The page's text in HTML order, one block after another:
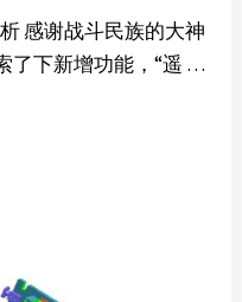
感谢战斗民族的大神
了下新增功能，“遥 …